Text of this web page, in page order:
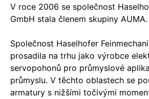
V roce 2006 se společnost
GmbH stala členem skupiny AUMA.
Společnost Haselhofer
prosadila na trhu jako výrobce
servopohonů pro průmyslové
průmyslu. V těchto oblastech se
armatury s nižšími točivými